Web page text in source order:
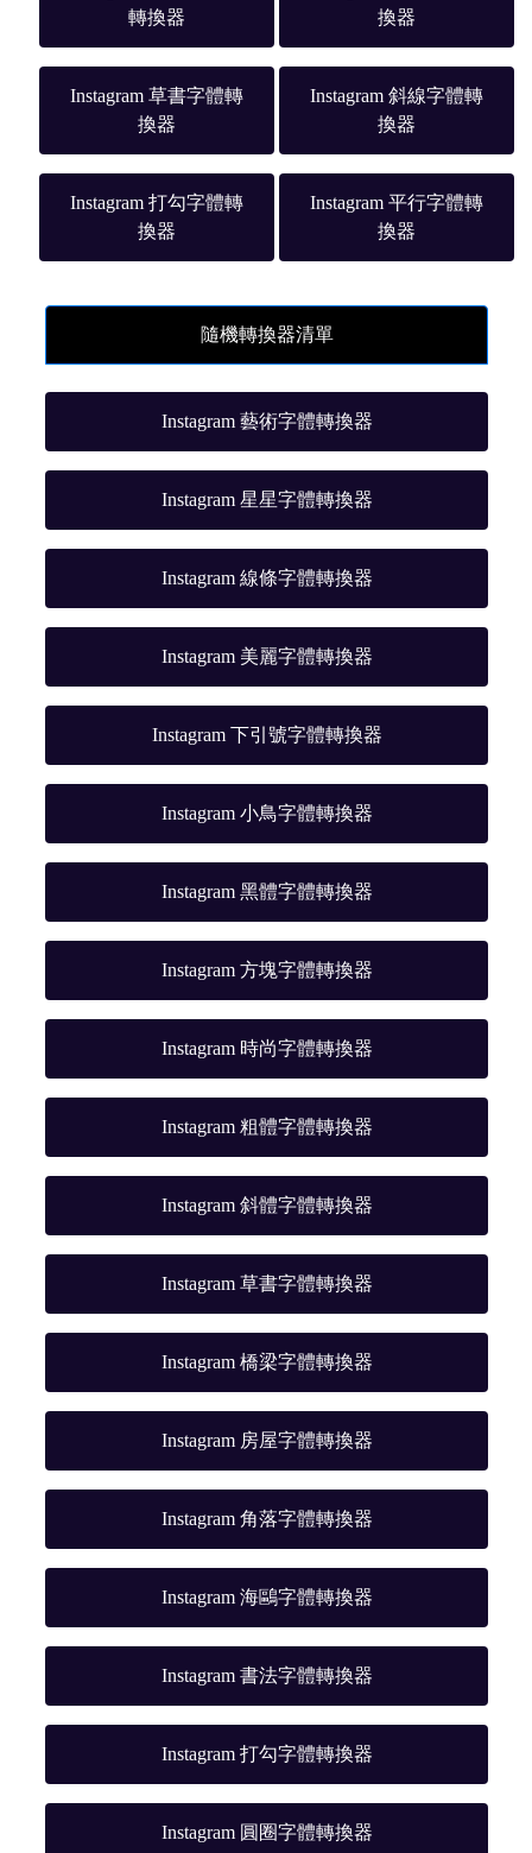
轉換器
換器
Instagram 草書字體轉
換器
Instagram 斜線字體轉
換器
Instagram 打勾字體轉
換器
Instagram 平行字體轉
換器
隨機轉換器清單
Instagram 藝術字體轉換器
Instagram 星星字體轉換器
Instagram 線條字體轉換器
Instagram 美麗字體轉換器
Instagram 下引號字體轉換器
Instagram 小鳥字體轉換器
Instagram 黑體字體轉換器
Instagram 方塊字體轉換器
Instagram 時尚字體轉換器
Instagram 粗體字體轉換器
Instagram 斜體字體轉換器
Instagram 草書字體轉換器
Instagram 橋梁字體轉換器
Instagram 房屋字體轉換器
Instagram 角落字體轉換器
Instagram 海鷗字體轉換器
Instagram 書法字體轉換器
Instagram 打勾字體轉換器
Instagram 圓圈字體轉換器